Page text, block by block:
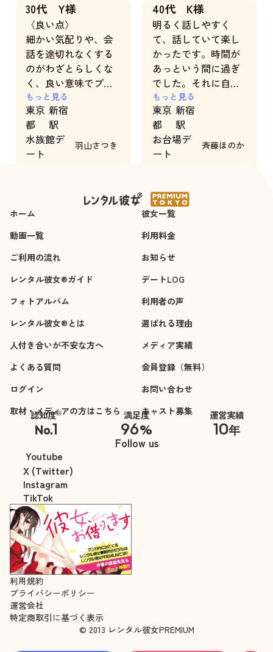
30代 Y様
〈良い点〉
細かい気配りや、会
話を途切れなくする
のがわざとらしくな
く、良い意味でプロ
っぽさのない自然な
明るさがあり、ビジ
ネス感がありませ
ん。親しみやすさの
裏に、隠しきれない
ンタルで大ファンに
なりました。テンシ
ョンも丁度よく朗ら
かでした。
ビジュアルもお写真
より綺麗な方です
（写真も十分にお綺
麗ですが）。今回は
水族館でしたが、他
にもぜひご一緒して
欲しいです。
〈改善点〉
今後の為になるとい
いなと思い、いろい
ろ考えましたが、マ
イナス要素は本当に
加点のみです。
強いて挙げるなら、
長身の彼氏と手繋ぎ
デートする際、相手
に合わせて握る手の
高さを合わせると、
彼氏が体を傾けずに
歩けるかもしれませ
ん。
しかし、彼女の身長
に合わせて彼氏が歩
くのは、デート感が
すごく出る気がする
もっと見る
東京
都
新宿
駅
水族館デ
ート
羽山さつき
40代 K様
明るく話しやすく
て、話していて楽し
かったです。時間が
あっという間に過ぎ
でした。それに自分
の話も、真剣に聞い
てくれた事です。
もっと見る
東京
都
新宿
駅
お台場デ
ート
斉藤ほのか
ホーム
彼女一覧
動画一覧
利用料金
ご利用の流れ
お知らせ
レンタル彼女®ガイド
デートLOG
フォトアルバム
利用者の声
レンタル彼女®とは
選ばれる理由
人付き合いが不安な方へ
メディア実績
よくある質問
会員登録（無料）
ログイン
お問い合わせ
取材・メディアの方はこちら
キャスト募集
認知度※
No.1
※自社調べ
満足度
96%
運営実績
10年
Follow us
Youtube
X (Twitter)
Instagram
TikTok
利用規約
プライバシーポリシー
運営会社
特定商取引に基づく表示
© 2013 レンタル彼女PREMIUM